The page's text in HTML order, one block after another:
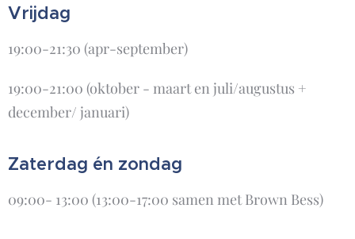
Vrijdag
19:00-21:30 (apr-september)
19:00-21:00 (oktober - maart en juli/augustus +
december/ januari)
Zaterdag én zondag
09:00- 13:00 (13:00-17:00 samen met Brown Bess)